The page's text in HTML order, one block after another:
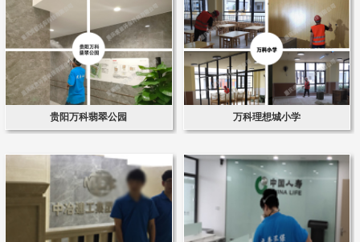
贵阳万科翡翠公园 万科理想城小学